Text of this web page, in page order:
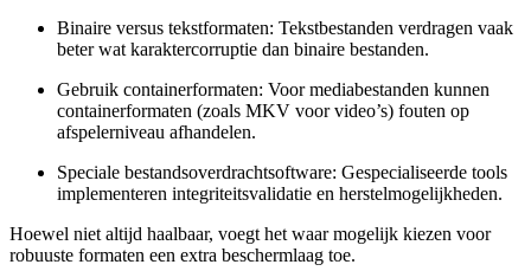
Binaire versus tekstformaten: Tekstbestanden verdragen vaak
beter wat karaktercorruptie dan binaire bestanden.
Gebruik containerformaten: Voor mediabestanden kunnen
containerformaten (zoals MKV voor video’s) fouten op
afspelerniveau afhandelen.
Speciale bestandsoverdrachtsoftware: Gespecialiseerde tools
implementeren integriteitsvalidatie en herstelmogelijkheden.
Hoewel niet altijd haalbaar, voegt het waar mogelijk kiezen voor
robuuste formaten een extra beschermlaag toe.